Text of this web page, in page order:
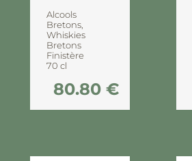
Alcools
Bretons,
Whiskies
Bretons
Finistère
70 cl
80.80 €